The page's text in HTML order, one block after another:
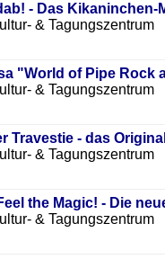
- Das Kikaninchen-
& Tagungszentrum
"World of Pipe Rock
& Tagungszentrum
Travestie - das
& Tagungszentrum
the Magic! - Die
& Tagungszentrum